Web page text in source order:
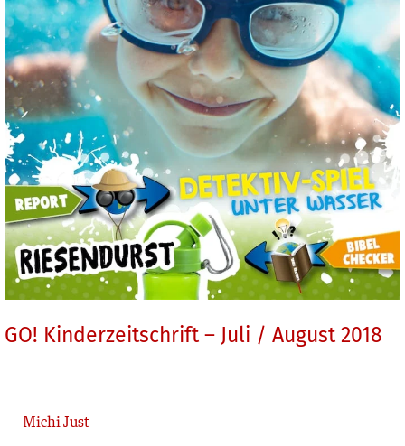
GO! Kinderzeitschrift – Juli / August 2018
Michi Just